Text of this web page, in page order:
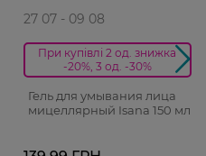
27 07 - 09 08
При купівлі 2 од. знижка
-20%, 3 од. -30%
Гель для умывания лица
мицеллярный Isana 150 мл